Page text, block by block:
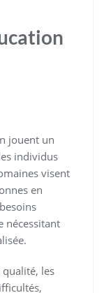
jouent un
individus
visent
en
nécessitant
qualité, les